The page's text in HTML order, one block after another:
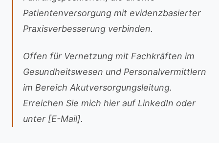
Patientenversorgung mit evidenzbasierter
Praxisverbesserung verbinden.
Offen für Vernetzung mit Fachkräften im
Gesundheitswesen und Personalvermittlern
im Bereich Akutversorgungsleitung.
Erreichen Sie mich hier auf LinkedIn oder
unter [E-Mail].